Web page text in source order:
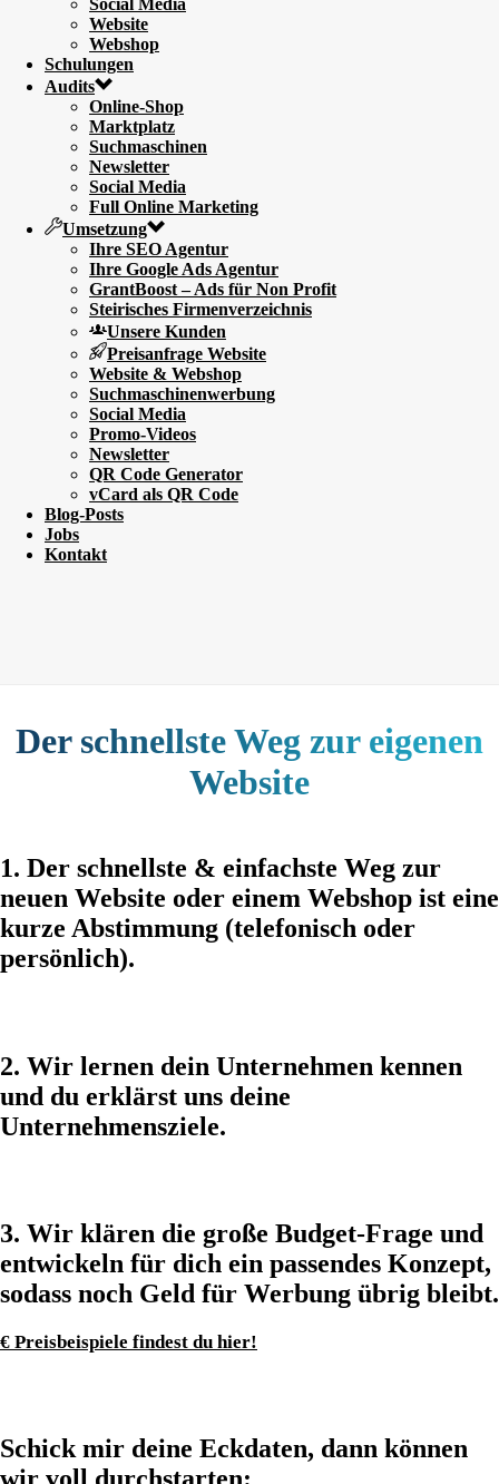
Website
Webshop
Schulungen
Audits
Online-Shop
Marktplatz
Suchmaschinen
Newsletter
Social Media
Full Online Marketing
Umsetzung
Ihre SEO Agentur
Ihre Google Ads Agentur
GrantBoost – Ads für Non Profit
Steirisches Firmenverzeichnis
Unsere Kunden
Preisanfrage Website
Website & Webshop
Suchmaschinenwerbung
Social Media
Promo-Videos
Newsletter
QR Code Generator
vCard als QR Code
Blog-Posts
Jobs
Kontakt
Der schnellste Weg zur eigenen
Website
1. Der schnellste & einfachste Weg zur
neuen Website oder einem Webshop ist eine
kurze Abstimmung (telefonisch oder
persönlich).
2. Wir lernen dein Unternehmen kennen
und du erklärst uns deine
Unternehmensziele.
3. Wir klären die große Budget-Frage und
entwickeln für dich ein passendes Konzept,
sodass noch Geld für Werbung übrig bleibt.
€ Preisbeispiele findest du hier!
Schick mir deine Eckdaten, dann können